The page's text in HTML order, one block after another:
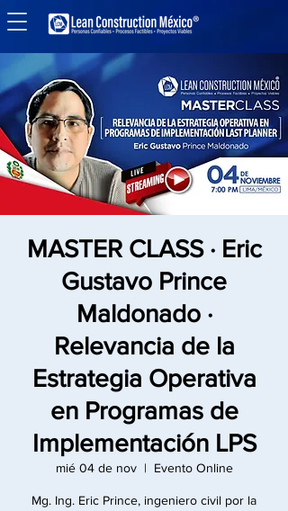
MASTER CLASS · Eric
Gustavo Prince
Maldonado ·
Relevancia de la
Estrategia Operativa
en Programas de
Implementación LPS
mié 04 de nov
  |
Evento Online
Mg. Ing. Eric Prince, ingeniero civil por la